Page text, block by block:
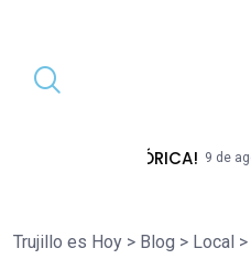
9 de agosto de 2026
Trujillo es Hoy > Blog > Local >